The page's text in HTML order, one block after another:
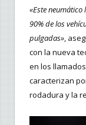
«Este
90% de los
pulgadas»,
con la nueva
en los
caracterizan
rodadura y la